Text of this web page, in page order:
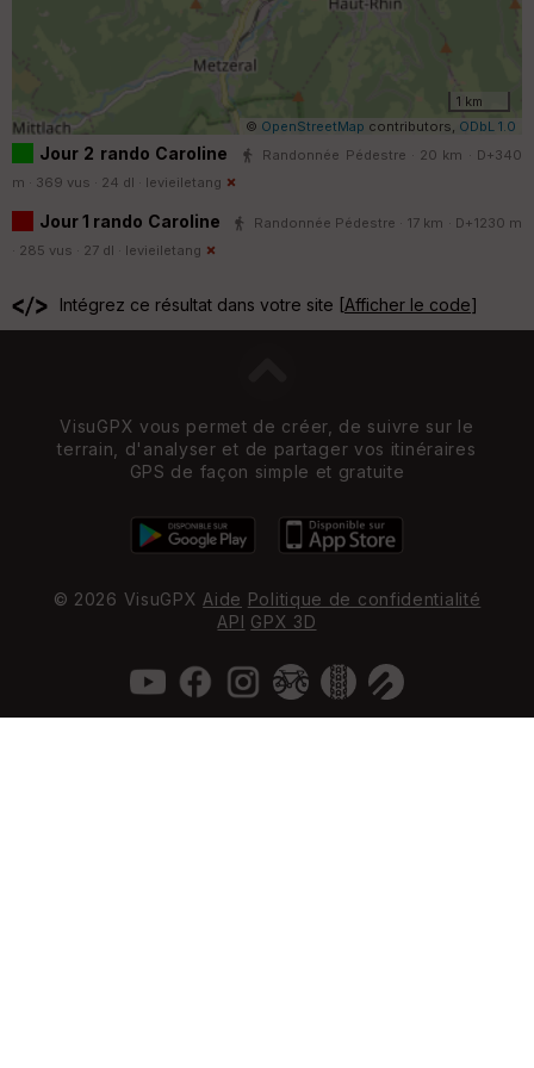
1 km
© OpenStreetMap contributors, ODbL 1.0
Jour 2 rando Caroline
Randonnée Pédestre · 20 km · D+340
m · 369 vus · 24 dl · levieiletang
Jour 1 rando Caroline
Randonnée Pédestre · 17 km · D+1230 m
· 285 vus · 27 dl · levieiletang
Intégrez ce résultat dans votre site [Afficher le code]
VisuGPX vous permet de créer, de suivre sur le
terrain, d'analyser et de partager vos itinéraires
GPS de façon simple et gratuite
© 2026 VisuGPX Aide Politique de confidentialité
API GPX 3D